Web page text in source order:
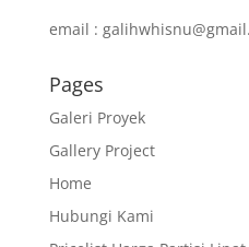
email :
Pages
Galeri Proyek
Gallery Project
Home
Hubungi Kami